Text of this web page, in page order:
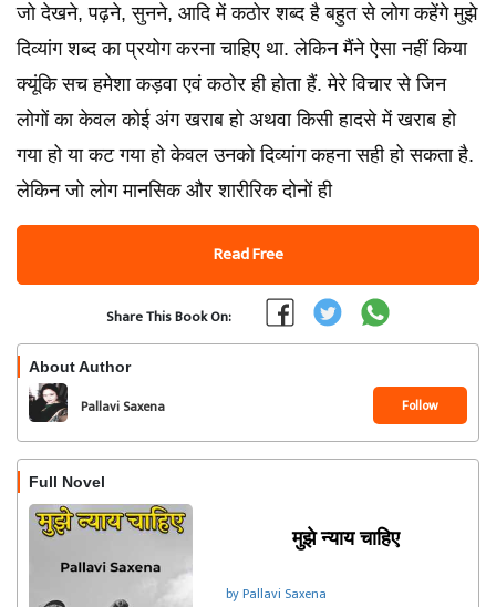
जो देखने, पढ़ने, सुनने, आदि में कठोर शब्द है बहुत से लोग कहेंगे मुझे
दिव्यांग शब्द का प्रयोग करना चाहिए था. लेकिन मैंने ऐसा नहीं किया
क्यूंकि सच हमेशा कड़वा एवं कठोर ही होता हैं. मेरे विचार से जिन
लोगों का केवल कोई अंग खराब हो अथवा किसी हादसे में खराब हो
गया हो या कट गया हो केवल उनको दिव्यांग कहना सही हो सकता है.
लेकिन जो लोग मानसिक और शारीरिक दोनों ही
Read Free
Share This Book On:
About Author
Pallavi Saxena Follow
Full Novel
मुझे न्याय चाहिए
by Pallavi Saxena